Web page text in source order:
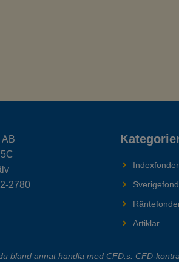
AB
2780
Indexfonder
Artiklar
bland annat handla med CFD:s. CFD-